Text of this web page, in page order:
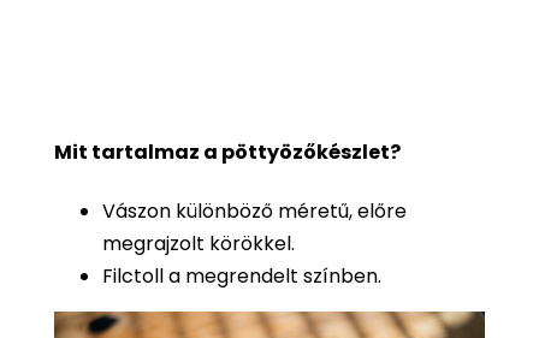
Mit tartalmaz a pöttyözőkészlet?
Vászon különböző méretű, előre
megrajzolt körökkel.
Filctoll a megrendelt színben.